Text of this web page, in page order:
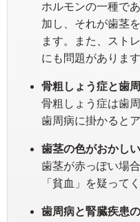
ホルモンの一種で
加し、それが歯茎
ます。また、スト
にも問題があります
骨粗しょう症と歯
骨粗しょう症は歯
歯周病に掛かると
歯茎の色がおかしい
歯茎が赤っぽい場
「貧血」を疑って
歯周病と腎臓疾患